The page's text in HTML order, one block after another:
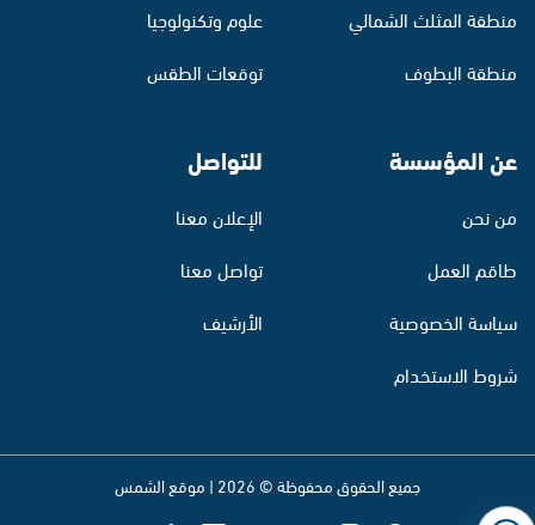
منطقة المثلث الشمالي
منطقة البطوف
علوم وتكنولوجيا
توقعات الطقس
عن المؤسسة
من نحن
طاقم العمل
سياسة الخصوصية
شروط الاستخدام
للتواصل
الإعلان معنا
تواصل معنا
الأرشيف
جميع الحقوق محفوظة © 2026 | موقع الشمس